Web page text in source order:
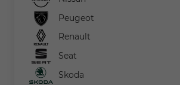
Peugeot
Renault
Seat
Skoda